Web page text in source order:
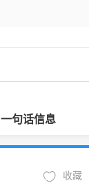
一句话信息
收藏